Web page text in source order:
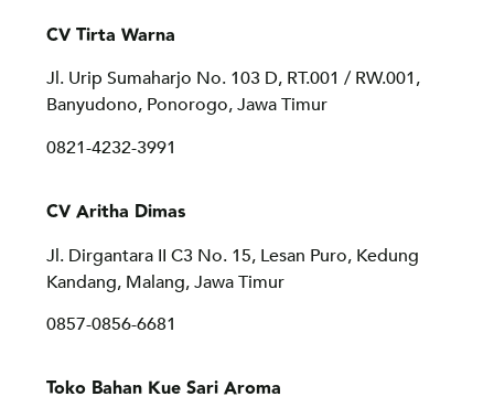
CV Tirta Warna
Jl. Urip Sumaharjo No. 103 D, RT.001 / RW.001,
Banyudono, Ponorogo, Jawa Timur
0821-4232-3991
CV Aritha Dimas
Jl. Dirgantara II C3 No. 15, Lesan Puro, Kedung
Kandang, Malang, Jawa Timur
0857-0856-6681
Toko Bahan Kue Sari Aroma